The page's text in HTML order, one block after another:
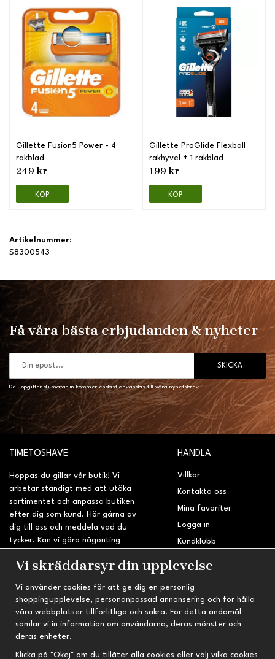
Gillette Fusion5 Power - 4
rakblad
249 kr
KÖP
Gillette ProGlide Flexball
rakhyvel + 1 rakblad
199 kr
KÖP
Artikelnummer:
S8300543
Få våra bästa erbjudanden & nyheter
SKICKA
De uppgifter du matar in kommer endast användas till våra nyhetsbrev.
TIMETOSHAVE
Hoppas du gillar vår butik! Vi
arbetar ständigt med att utöka
sortimentet och anpassa butiken
efter dig som kund. Hör gärna av
dig till oss och meddela vad du
tycker. Kan vi göra någonting
sidan?
HANDLA
Villkor
Kontakta oss
Mina favoriter
Logga in
Kundklubb
INFORMATION
Om oss
Nyheter
Nyhetsbrev
TRYGG HANDEL
Fri frakt vid köp över 695 kr
Kvalitetsprodukter till kanonpris
Vi skräddarsyr din upplevelse
Vi använder cookies för att ge dig en personlig
shoppingupplevelse, personanpassad annonsering och för hålla
våra webbplatser tillförlitliga och säkra. För detta ändamål
samlar vi in information om användarna, deras mönster och
deras enheter.
Klicka på "Okej" om du tillåter alla cookies eller välj vilka cookies